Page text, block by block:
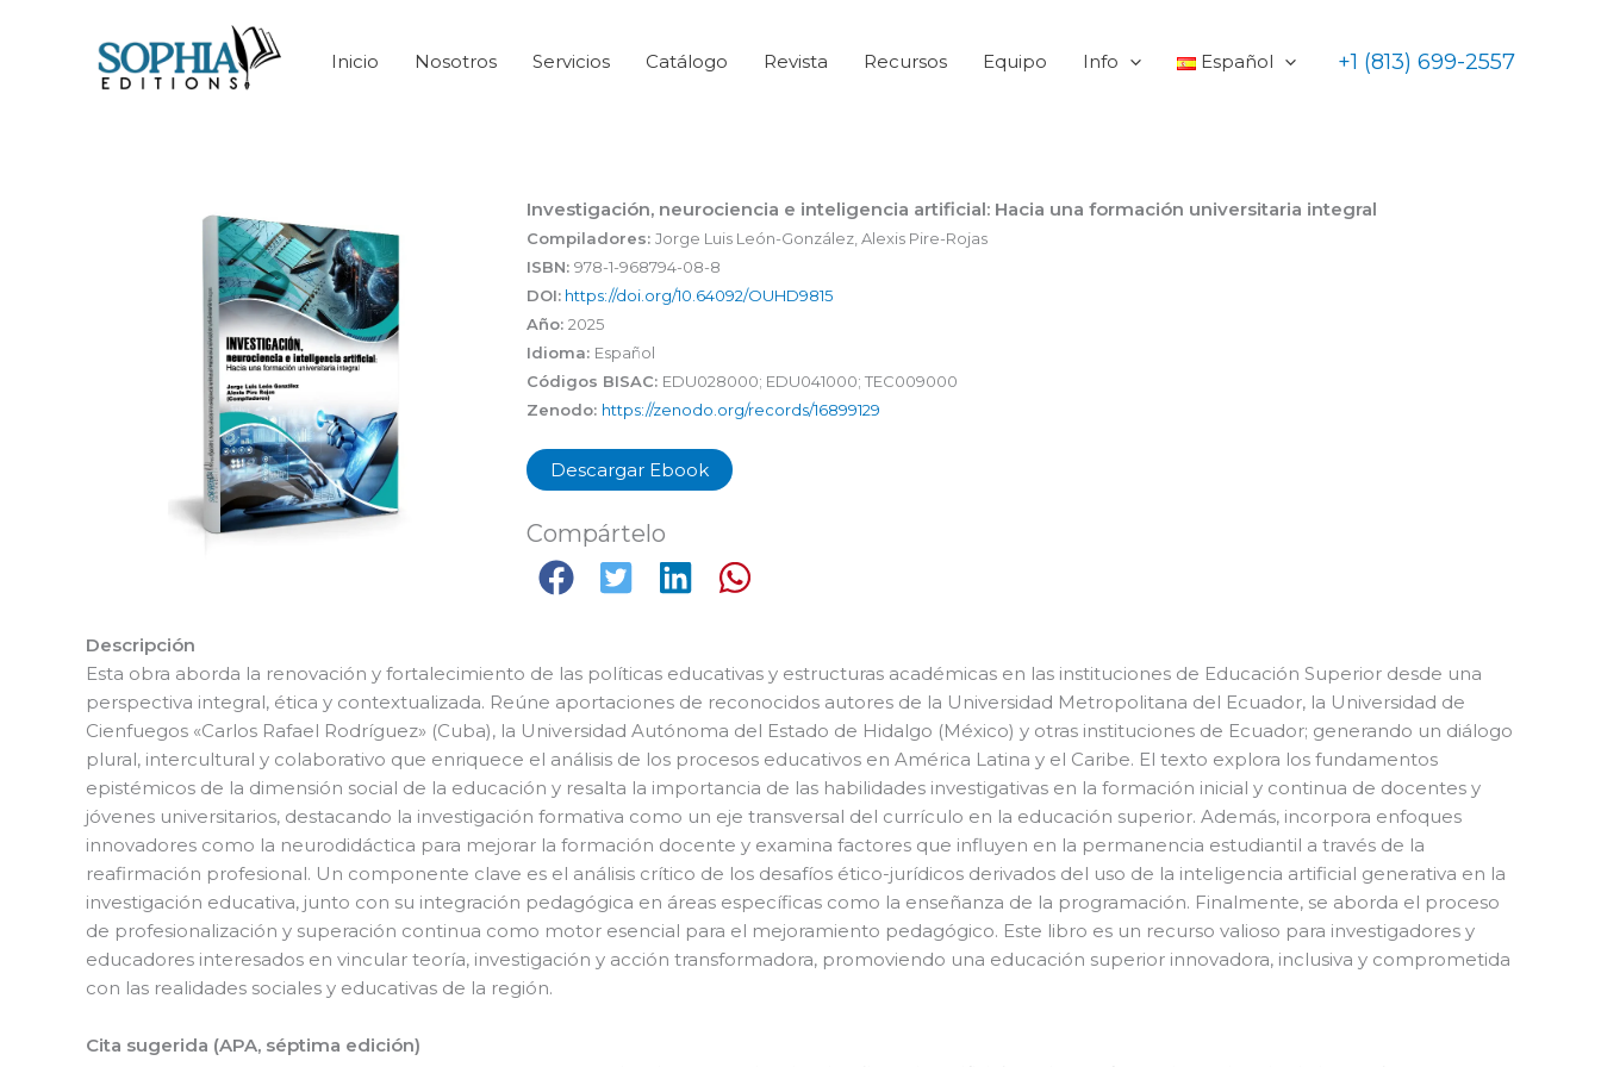
Inicio Nosotros Servicios Catálogo Revista Recursos Equipo Info Español +1 (813) 699-2557
Investigación, neurociencia e inteligencia artificial: Hacia una formación universitaria integral
Compiladores: Jorge Luis León-González, Alexis Pire-Rojas
ISBN: 978-1-968794-08-8
DOI: https://doi.org/10.64092/OUHD9815
Año: 2025
Idioma: Español
Códigos BISAC: EDU028000; EDU041000; TEC009000
Zenodo: https://zenodo.org/records/16899129
Descargar Ebook
Compártelo
Descripción
Esta obra aborda la renovación y fortalecimiento de las políticas educativas y estructuras académicas en las instituciones de Educación Superior desde una
perspectiva integral, ética y contextualizada. Reúne aportaciones de reconocidos autores de la Universidad Metropolitana del Ecuador, la Universidad de
Cienfuegos «Carlos Rafael Rodríguez» (Cuba), la Universidad Autónoma del Estado de Hidalgo (México) y otras instituciones de Ecuador; generando un diálogo
plural, intercultural y colaborativo que enriquece el análisis de los procesos educativos en América Latina y el Caribe. El texto explora los fundamentos
epistémicos de la dimensión social de la educación y resalta la importancia de las habilidades investigativas en la formación inicial y continua de docentes y
jóvenes universitarios, destacando la investigación formativa como un eje transversal del currículo en la educación superior. Además, incorpora enfoques
innovadores como la neurodidáctica para mejorar la formación docente y examina factores que influyen en la permanencia estudiantil a través de la
reafirmación profesional. Un componente clave es el análisis crítico de los desafíos ético-jurídicos derivados del uso de la inteligencia artificial generativa en la
investigación educativa, junto con su integración pedagógica en áreas específicas como la enseñanza de la programación. Finalmente, se aborda el proceso
de profesionalización y superación continua como motor esencial para el mejoramiento pedagógico. Este libro es un recurso valioso para investigadores y
educadores interesados en vincular teoría, investigación y acción transformadora, promoviendo una educación superior innovadora, inclusiva y comprometida
con las realidades sociales y educativas de la región.
Cita sugerida (APA, séptima edición)